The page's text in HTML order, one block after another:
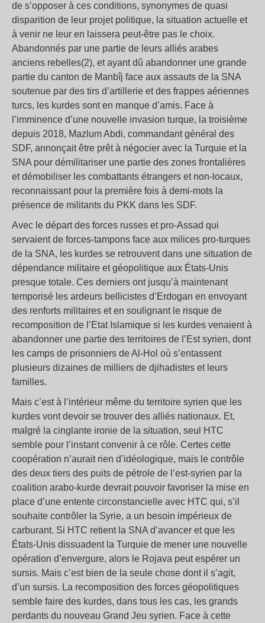
de s’opposer à ces conditions, synonymes de quasi
disparition de leur projet politique, la situation actuelle et
à venir ne leur en laissera peut-être pas le choix.
Abandonnés par une partie de leurs alliés arabes
anciens rebelles(2), et ayant dû abandonner une grande
partie du canton de Manbîj face aux assauts de la SNA
soutenue par des tirs d’artillerie et des frappes aériennes
turcs, les kurdes sont en manque d’amis. Face à
l’imminence d’une nouvelle invasion turque, la troisième
depuis 2018, Mazlum Abdi, commandant général des
SDF, annonçait être prêt à négocier avec la Turquie et la
SNA pour démilitariser une partie des zones frontalières
et démobiliser les combattants étrangers et non-locaux,
reconnaissant pour la première fois à demi-mots la
présence de militants du PKK dans les SDF.
Avec le départ des forces russes et pro-Assad qui
servaient de forces-tampons face aux milices pro-turques
de la SNA, les kurdes se retrouvent dans une situation de
dépendance militaire et géopolitique aux États-Unis
presque totale. Ces derniers ont jusqu’à maintenant
temporisé les ardeurs bellicistes d’Erdogan en envoyant
des renforts militaires et en soulignant le risque de
recomposition de l’Etat Islamique si les kurdes venaient à
abandonner une partie des territoires de l’Est syrien, dont
les camps de prisonniers de Al-Hol où s’entassent
plusieurs dizaines de milliers de djihadistes et leurs
familles.
Mais c’est à l’intérieur même du territoire syrien que les
kurdes vont devoir se trouver des alliés nationaux. Et,
malgré la cinglante ironie de la situation, seul HTC
semble pour l’instant convenir à ce rôle. Certes cette
coopération n’aurait rien d’idéologique, mais le contrôle
des deux tiers des puits de pétrole de l’est-syrien par la
coalition arabo-kurde devrait pouvoir favoriser la mise en
place d’une entente circonstancielle avec HTC qui, s’il
souhaite contrôler la Syrie, a un besoin impérieux de
carburant. Si HTC retient la SNA d’avancer et que les
États-Unis dissuadent la Turquie de mener une nouvelle
opération d’envergure, alors le Rojava peut espérer un
sursis. Mais c’est bien de la seule chose dont il s’agit,
d’un sursis. La recomposition des forces géopolitiques
semble faire des kurdes, dans tous les cas, les grands
perdants du nouveau Grand Jeu syrien. Face à cette